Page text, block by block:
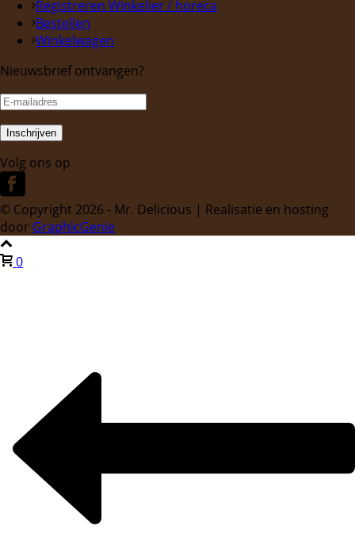
Registreren Winkelier / horeca
Bestellen
Winkelwagen
Nieuwsbrief ontvangen?
Volg ons op
© Copyright 2026 - Mr. Delicious | Realisatie en hosting
door GraphicGenie
0